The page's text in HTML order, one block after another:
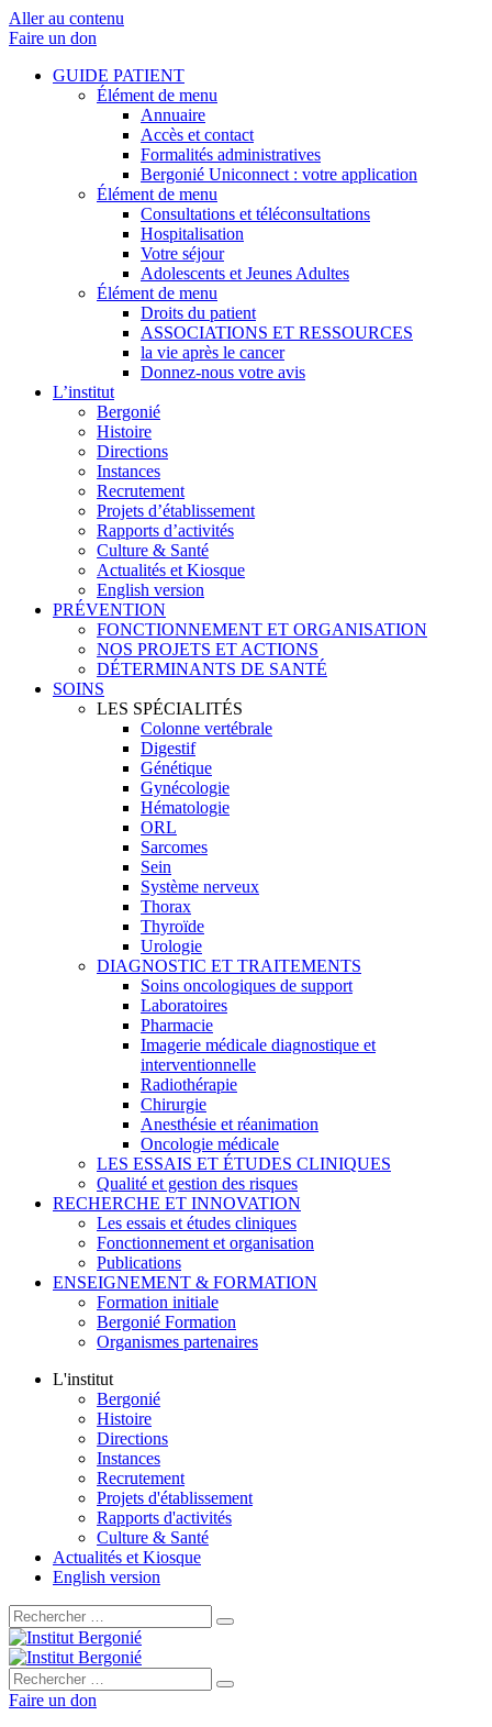
Aller au contenu
Faire un don
GUIDE PATIENT
Élément de menu
Annuaire
Accès et contact
Formalités administratives
Bergonié Uniconnect : votre application
Élément de menu
Consultations et téléconsultations
Hospitalisation
Votre séjour
Adolescents et Jeunes Adultes
Élément de menu
Droits du patient
ASSOCIATIONS ET RESSOURCES
la vie après le cancer
Donnez-nous votre avis
L’institut
Bergonié
Histoire
Directions
Instances
Recrutement
Projets d’établissement
Rapports d’activités
Culture & Santé
Actualités et Kiosque
English version
PRÉVENTION
FONCTIONNEMENT ET ORGANISATION
NOS PROJETS ET ACTIONS
DÉTERMINANTS DE SANTÉ
SOINS
LES SPÉCIALITÉS
Colonne vertébrale
Digestif
Génétique
Gynécologie
Hématologie
ORL
Sarcomes
Sein
Système nerveux
Thorax
Thyroïde
Urologie
DIAGNOSTIC ET TRAITEMENTS
Soins oncologiques de support
Laboratoires
Pharmacie
Imagerie médicale diagnostique et
interventionnelle
Radiothérapie
Chirurgie
Anesthésie et réanimation
Oncologie médicale
LES ESSAIS ET ÉTUDES CLINIQUES
Qualité et gestion des risques
RECHERCHE ET INNOVATION
Les essais et études cliniques
Fonctionnement et organisation
Publications
ENSEIGNEMENT & FORMATION
Formation initiale
Bergonié Formation
Organismes partenaires
L'institut
Bergonié
Histoire
Directions
Instances
Recrutement
Projets d'établissement
Rapports d'activités
Culture & Santé
Actualités et Kiosque
English version
Rechercher :
Rechercher :
Faire un don